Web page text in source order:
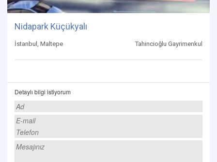
Nidapark Küçükyalı
İstanbul, Maltepe Tahincioğlu Gayrimenkul
Detaylı bilgi istiyorum